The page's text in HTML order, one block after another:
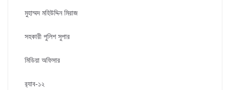
মুহাম্মদ মহিউদ্দিন মিরাজ
সহকারী পুলিশ সুপার
মিডিয়া অফিসার
র‌্যাব-১২